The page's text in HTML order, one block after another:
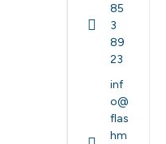
85
3
89
23
inf
o@
flas
hm